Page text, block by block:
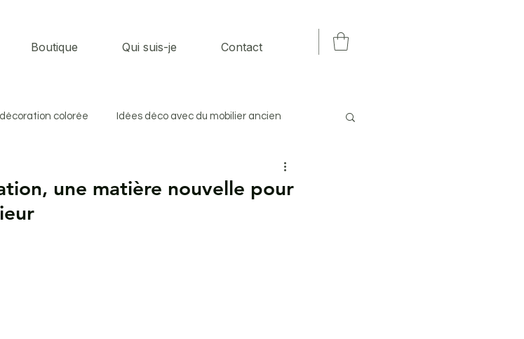
Boutique Qui suis-je Contact
décoration colorée Idées déco avec du mobilier ancien
une matière nouvelle pour